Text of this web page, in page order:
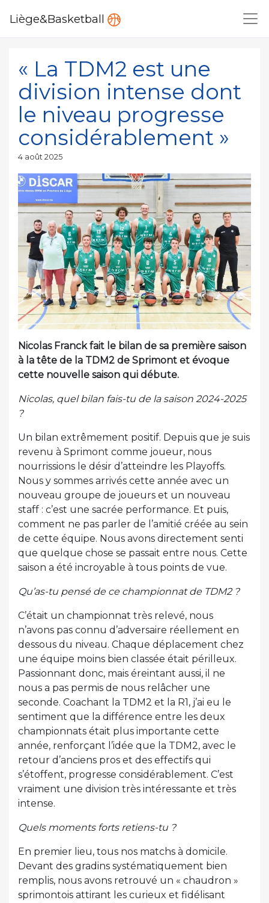
Liège&Basketball
« La TDM2 est une
division intense dont
le niveau progresse
considérablement »
Publié
4 août 2025
Nicolas Franck fait le bilan de sa première saison
à la tête de la TDM2 de Sprimont et évoque
cette nouvelle saison qui débute.
Nicolas, quel bilan fais-tu de la saison 2024-2025
?
Un bilan extrêmement positif. Depuis que je suis
revenu à Sprimont comme joueur, nous
nourrissions le désir d’atteindre les Playoffs.
Nous y sommes arrivés cette année avec un
nouveau groupe de joueurs et un nouveau
staff : c’est une sacrée performance. Et puis,
comment ne pas parler de l’amitié créée au sein
de cette équipe. Nous avons directement senti
que quelque chose se passait entre nous. Cette
saison a été incroyable à tous points de vue.
Qu’as-tu pensé de ce championnat de TDM2 ?
C’était un championnat très relevé, nous
n’avons pas connu d’adversaire réellement en
dessous du niveau. Chaque déplacement chez
une équipe moins bien classée était périlleux.
Passionnant donc, mais éreintant aussi, il ne
nous a pas permis de nous relâcher une
seconde. Coachant la TDM2 et la R1, j’ai eu le
sentiment que la différence entre les deux
championnats était plus importante cette
année, renforçant l’idée que la TDM2, avec le
retour d’anciens pros et des effectifs qui
s’étoffent, progresse considérablement. C’est
vraiment une division très intéressante et très
intense.
Quels moments forts retiens-tu ?
En premier lieu, tous nos matchs à domicile.
Devant des gradins systématiquement bien
remplis, nous avons retrouvé un « chaudron »
sprimontois attirant les curieux et fidélisant